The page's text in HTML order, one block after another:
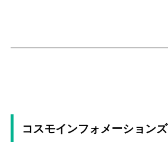
コスモインフォメーションズ